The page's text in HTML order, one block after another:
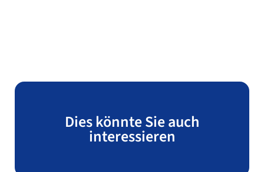
Dies könnte Sie auch
interessieren